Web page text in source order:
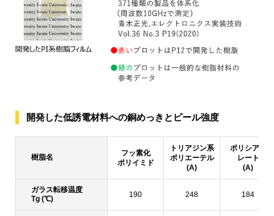
開発した低誘電材料への銅めっきとピール強度
樹脂名
フッ素化
ポリイミド
トリアジン系
ポリエーテル
(A)
ポリシアヌ
レート
(A)
ガラス転移温度
Tg (℃)
190 248 184